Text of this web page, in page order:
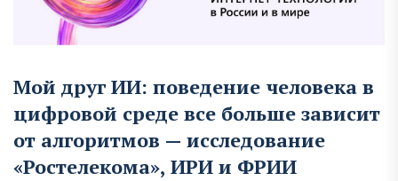
Мой друг ИИ: поведение человека в
цифровой среде все больше зависит
от алгоритмов — исследование
«Ростелекома», ИРИ и ФРИИ